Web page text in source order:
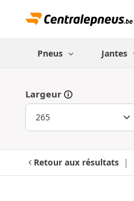
Pneus Jantes
Largeur
Retour aux résultats